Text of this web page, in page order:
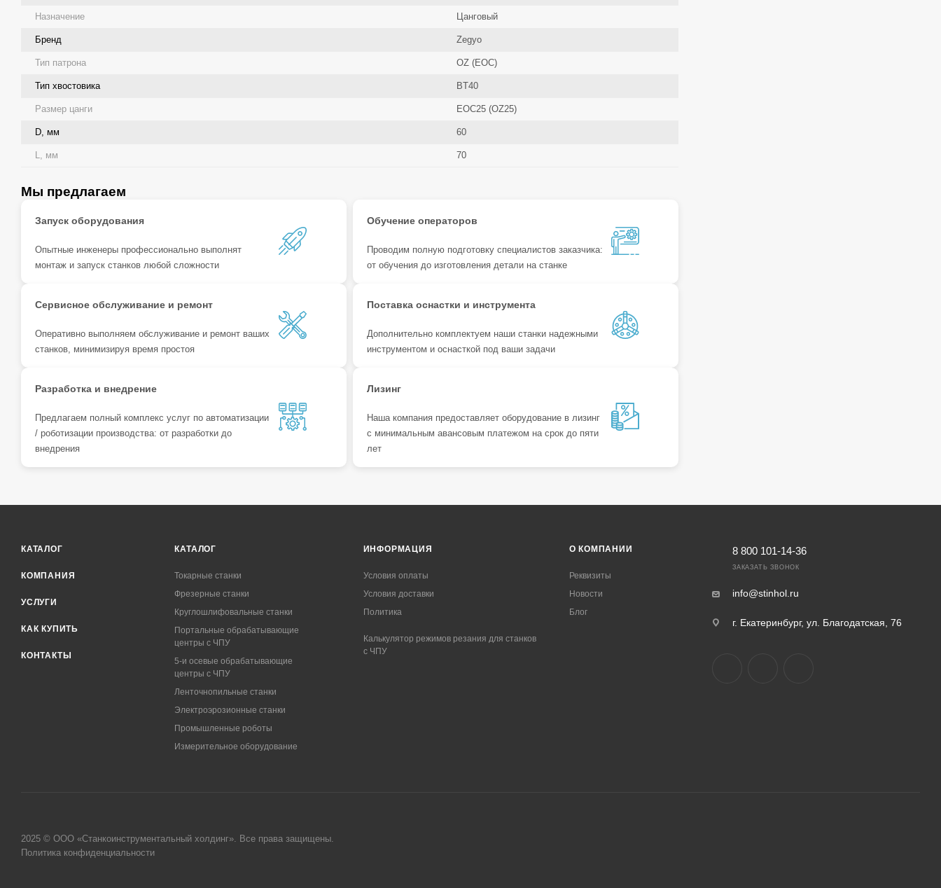
Назначение Цанговый
Бренд Zegyo
Тип патрона OZ (EOC)
Тип хвостовика BT40
Размер цанги EOC25 (OZ25)
D, мм 60
L, мм 70
Мы предлагаем
Запуск оборудования
Опытные инженеры профессионально выполнят
монтаж и запуск станков любой сложности
Обучение операторов
Проводим полную подготовку специалистов заказчика:
от обучения до изготовления детали на станке
Сервисное обслуживание и ремонт
Оперативно выполняем обслуживание и ремонт ваших
станков, минимизируя время простоя
Поставка оснастки и инструмента
Дополнительно комплектуем наши станки надежными
инструментом и оснасткой под ваши задачи
Разработка и внедрение
Предлагаем полный комплекс услуг по автоматизации
/ роботизации производства: от разработки до
внедрения
Лизинг
Наша компания предоставляет оборудование в лизинг
с минимальным авансовым платежом на срок до пяти
лет
КАТАЛОГ
КОМПАНИЯ
УСЛУГИ
КАК КУПИТЬ
КОНТАКТЫ
КАТАЛОГ
Токарные станки
Фрезерные станки
Круглошлифовальные станки
Портальные обрабатывающие
центры с ЧПУ
5-и осевые обрабатывающие
центры с ЧПУ
Ленточнопильные станки
Электроэрозионные станки
Промышленные роботы
Измерительное оборудование
ИНФОРМАЦИЯ
Условия оплаты
Условия доставки
Политика
Калькулятор режимов резания для станков
с ЧПУ
О КОМПАНИИ
Реквизиты
Новости
Блог
8 800 101-14-36
ЗАКАЗАТЬ ЗВОНОК
info@stinhol.ru
г. Екатеринбург, ул. Благодатская, 76
2025 © ООО «Станкоинструментальный холдинг». Все права защищены.
Политика конфиденциальности